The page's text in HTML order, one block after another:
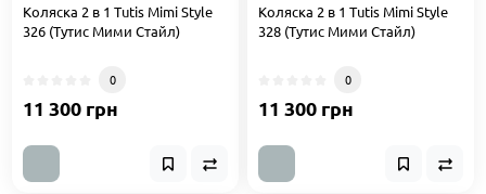
Коляска 2 в 1 Tutis Mimi Style
326 (Тутис Мими Стайл)
0
11 300 грн
Коляска 2 в 1 Tutis Mimi Style
328 (Тутис Мими Стайл)
0
11 300 грн